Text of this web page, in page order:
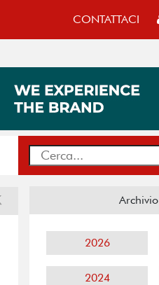
CONTATTACI
Archivio
2026
2024